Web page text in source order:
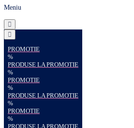
Meniu
PROMOTIE
%
PRODUSE LA PROMOTIE
%
PROMOTIE
%
PRODUSE LA PROMOTIE
%
PROMOTIE
%
PRODUSE LA PROMOTIE